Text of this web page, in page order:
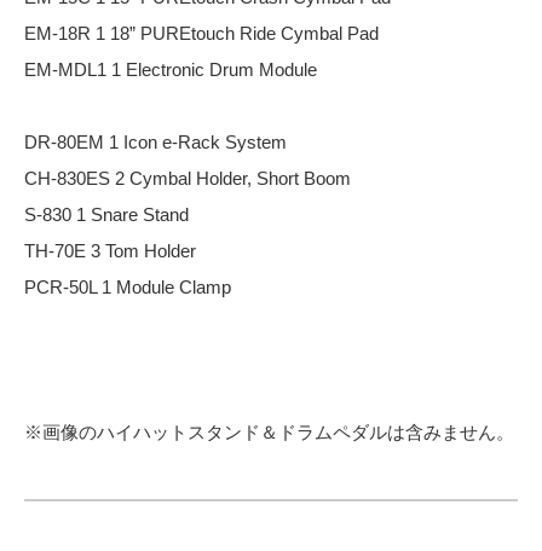
EM-18R 1 18” PUREtouch Ride Cymbal Pad
EM-MDL1 1 Electronic Drum Module
DR-80EM 1 Icon e-Rack System
CH-830ES 2 Cymbal Holder, Short Boom
S-830 1 Snare Stand
TH-70E 3 Tom Holder
PCR-50L 1 Module Clamp
※画像のハイハットスタンド＆ドラムペダルは含みません。